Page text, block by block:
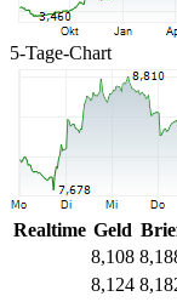
5-Tage-Chart
Realtime Geld
8,108
8,124